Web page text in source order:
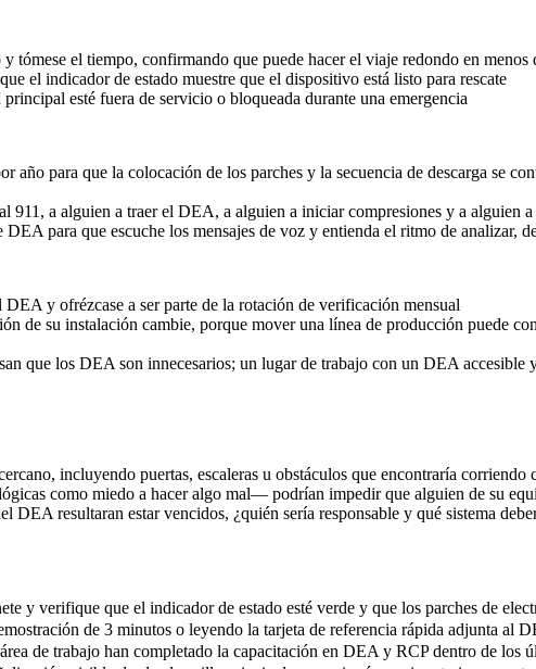
tómese el tiempo, confirmando que puede hacer el viaje redondo en menos
el indicador de estado muestre que el dispositivo está listo para rescate
esté fuera de servicio o bloqueada durante una emergencia
año para que la colocación de los parches y la secuencia de descarga se
911, a alguien a traer el DEA, a alguien a iniciar compresiones y a alguien
para que escuche los mensajes de voz y entienda el ritmo de analizar,
y ofrézcase a ser parte de la rotación de verificación mensual
de su instalación cambie, porque mover una línea de producción puede
que los DEA son innecesarios; un lugar de trabajo con un DEA accesible
incluyendo puertas, escaleras u obstáculos que encontraría corriendo
como miedo a hacer algo mal— podrían impedir que alguien de su
DEA resultaran estar vencidos, ¿quién sería responsable y qué sistema
y verifique que el indicador de estado esté verde y que los parches de
de 3 minutos o leyendo la tarjeta de referencia rápida adjunta al
de trabajo han completado la capacitación en DEA y RCP dentro de los